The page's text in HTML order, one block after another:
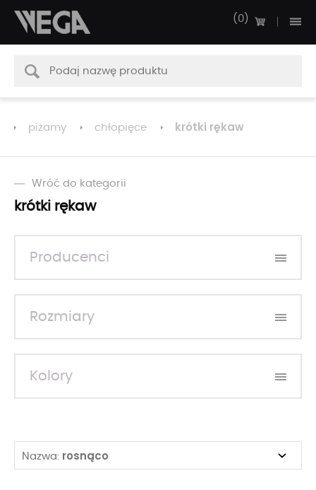
0
piżamy chłopięce krótki rękaw
Wróć do kategorii
krótki rękaw
Producenci
Rozmiary
Kolory
Nazwa: rosnąco